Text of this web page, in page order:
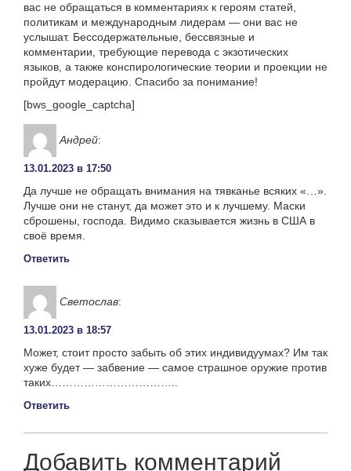
вас не обращаться в комментариях к героям статей,
политикам и международным лидерам — они вас не
услышат. Бессодержательные, бессвязные и
комментарии, требующие перевода с экзотических
языков, а также конспирологические теории и проекции не
пройдут модерацию. Спасибо за понимание!
[bws_google_captcha]
Андрей:
13.01.2023 в 17:50
Да лучше не обращать внимания на тявканье всяких «…».
Лучше они не станут, да может это и к лучшему. Маски
сброшены, господа. Видимо сказывается жизнь в США в
своё время.
Ответить
Светослав:
13.01.2023 в 18:57
Может, стоит просто забыть об этих индивидуумах? Им так
хуже будет — забвение — самое страшное оружие против
таких……………………………..
Ответить
Добавить комментарий